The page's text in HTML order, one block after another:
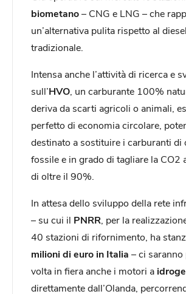
biometano– CNG e LNG – che
un’alternativa pulita rispetto al diesel
tradizionale.
Intensa anche l’attività di ricerca e
sull’HVO , un carburante 100%
deriva da scarti agricoli o animali,
perfetto di economia circolare,
destinato a sostituire i carburanti di
fossile e in grado di tagliare la CO2
di oltre il 90%.
In attesa dello sviluppo della rete
– su cui il PNRR , per la
40 stazioni di rifornimento, ha
milioni di euro in Italia – ci
volta in fiera anche i motori a
direttamente dall’Olanda,